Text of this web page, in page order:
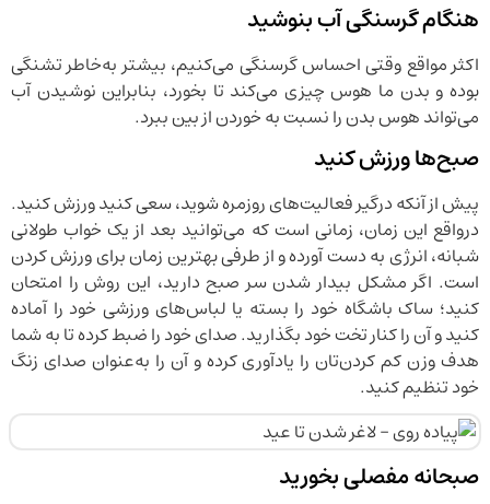
هنگام گرسنگی آب بنوشید
اکثر مواقع وقتی احساس گرسنگی می‌کنیم، بیشتر به‌خاطر تشنگی
بوده و بدن ما هوس چیزی می‌کند تا بخورد، بنابراین نوشیدن آب
می‌تواند هوس بدن را نسبت به خوردن از بین ببرد.
صبح‌ها ورزش کنید
پیش از آنکه درگیر فعالیت‌های روزمره شوید، سعی کنید ورزش کنید.
درواقع این زمان، زمانی است که می‌توانید بعد از یک خواب طولانی
شبانه، انرژی به دست آورده و از طرفی بهترین زمان برای ورزش کردن
است. اگر مشکل بیدار شدن سر صبح دارید، این روش را امتحان
کنید؛ ساک باشگاه خود را بسته یا لباس‌های ورزشی خود را آماده
کنید و آن را کنار تخت خود بگذارید. صدای خود را ضبط کرده تا به شما
هدف وزن کم کردن‌تان را یادآوری کرده و آن را به‌عنوان صدای زنگ
خود تنظیم کنید.
صبحانه مفصلی بخورید